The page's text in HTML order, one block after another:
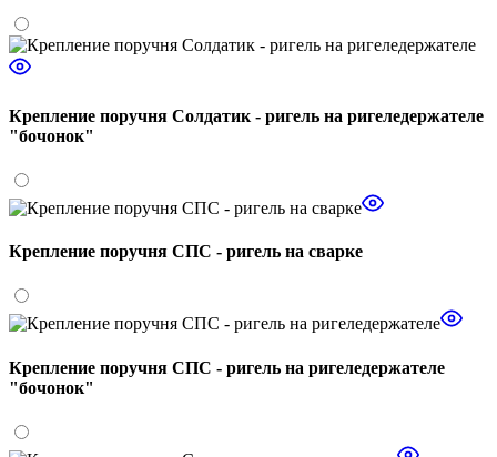
Крепление поручня Солдатик - ригель на ригеледержателе
"бочонок"
Крепление поручня СПС - ригель на сварке
Крепление поручня СПС - ригель на ригеледержателе
"бочонок"